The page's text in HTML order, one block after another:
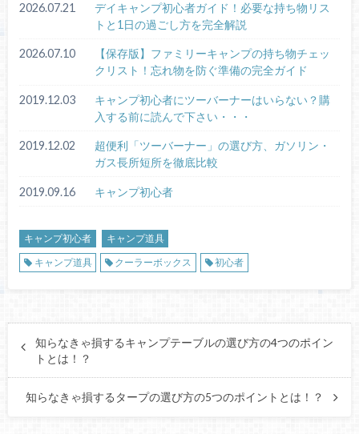
2026.07.21
デイキャンプ初心者ガイド！必要な持ち物リス
トと1日の過ごし方を完全解説
2026.07.10
【保存版】ファミリーキャンプの持ち物チェッ
クリスト！忘れ物を防ぐ準備の完全ガイド
2019.12.03
キャンプ初心者にツーバーナーはいらない？購
入する前に読んで下さい・・・
2019.12.02
超便利「ツーバーナー」の選び方、ガソリン・
ガス長所短所を徹底比較
2019.09.16 キャンプ初心者
キャンプ初心者
キャンプ道具
キャンプ道具
クーラーボックス 初心者
知らなきゃ損するキャンプテーブルの選び方の4つのポイン
トとは！？
知らなきゃ損するタープの選び方の5つのポイントとは！？